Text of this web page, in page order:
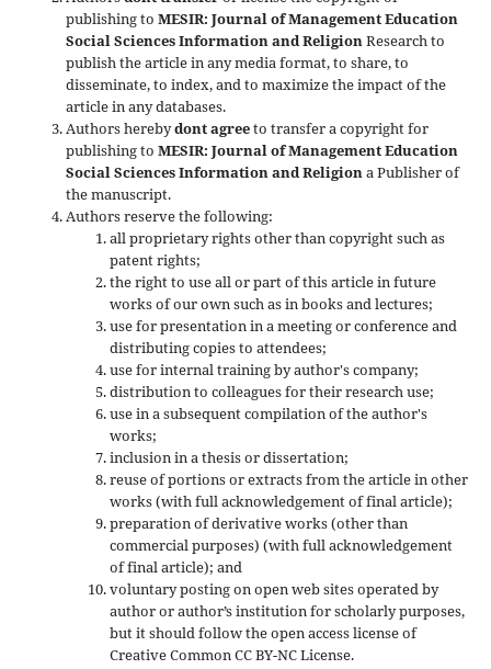
publishing to MESIR: Journal of Management Education
Social Sciences Information and ReligionResearch to
publish the article in any media format, to share, to
disseminate, to index, and to maximize the impact of the
article in any databases.
Authors herebydont agreeto transfer a copyright for
publishing to MESIR: Journal of Management Education
Social Sciences Information and Religiona Publisher of
the manuscript.
Authors reserve the following:
all proprietary rights other than copyright such as
patent rights;
the right to use all or part of this article in future
works of our own such as in books and lectures;
use for presentation in a meeting or conference and
distributing copies to attendees;
use for internal training by author's company;
distribution to colleagues for their research use;
use in a subsequent compilation of the author's
works;
inclusion in a thesis or dissertation;
reuse of portions or extracts from the article in other
works (with full acknowledgement of final article);
preparation of derivative works (other than
commercial purposes) (with full acknowledgement
of final article); and
voluntary posting on open web sites operated by
author or author’s institution for scholarly purposes,
but it should follow the open access license of
Creative Common CC BY-NC License.